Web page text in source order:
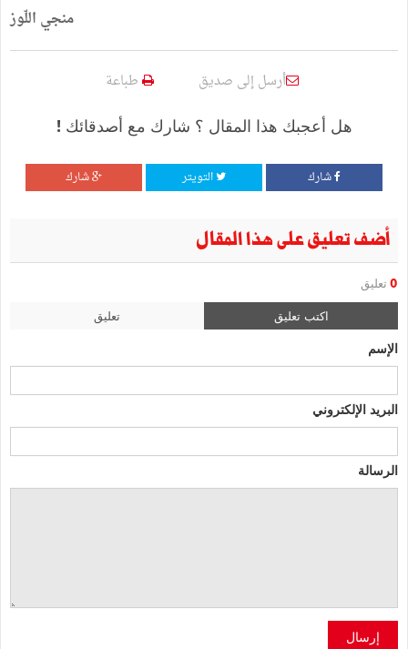
منجي اللّوز
أرسل إلى صديق طباعة
هل أعجبك هذا المقال ؟ شارك مع أصدقائك !
شارك التويتر شارك
أضف تعليق على هذا المقال
0 تعليق
اكتب تعليق تعليق
الإسم
البريد الإلكتروني
الرسالة
إرسال